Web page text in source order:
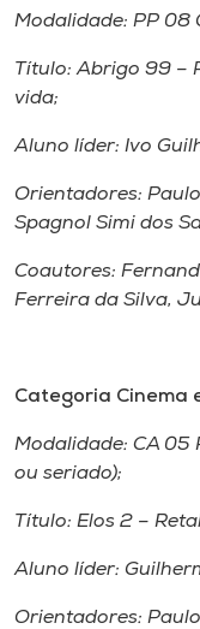
Modalidade: PP 08
Título: Abrigo 99 –
vida;
Aluno líder: Ivo
Orientadores:
Spagnol Simi dos
Coautores:
Ferreira da Silva,
Categoria Cinema
Modalidade: CA 05
ou seriado);
Título: Elos 2 –
Aluno líder:
Orientadores: